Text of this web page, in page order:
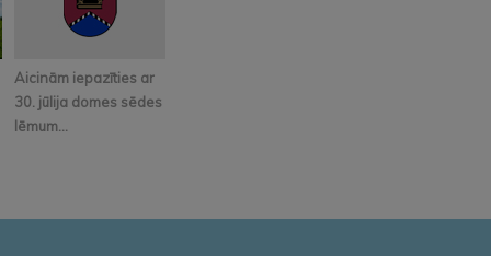
Aicinām iepazīties ar
30. jūlija domes sēdes
lēmum...